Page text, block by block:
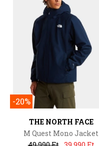
-20%
THE NORTH FACE
M Quest Mono Jacket